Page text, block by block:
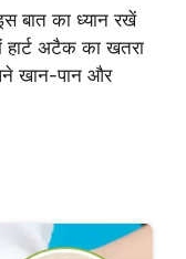
बात का ध्यान रखें
अटैक का खतरा
खान-पान और